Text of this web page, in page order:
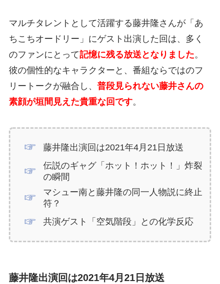
マルチタレントとして活躍する藤井隆さんが「あ
ちこちオードリー」にゲスト出演した回は、多く
のファンにとって記憶に残る放送となりました。
彼の個性的なキャラクターと、番組ならではのフ
リートークが融合し、 普段見られない藤井さんの
素顔が垣間見えた貴重な回です。
藤井隆出演回は2021年4月21日放送
伝説のギャグ「ホット！ホット！」炸裂
の瞬間
マシュー南と藤井隆の同一人物説に終止
符？
共演ゲスト「空気階段」との化学反応
藤井隆出演回は2021年4月21日放送